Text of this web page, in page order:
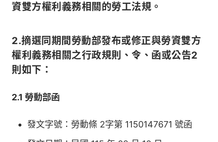
資雙方權利義務相關的勞工法規。
2.摘選同期間勞動部發布或修正與勞資雙方
權利義務相關之行政規則、令、函或公告2
則如下：
2.1 勞動部函
發文字號：勞動條 2字第 1150147671 號函